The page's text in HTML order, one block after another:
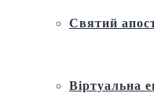
Святий
Віртуальна